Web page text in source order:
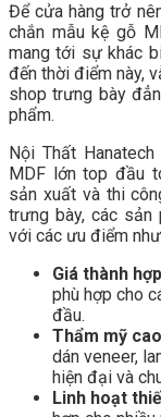
Để cửa hàng trở
chắn mẫu kệ gỗ
mang tới sự khác
đến thời điểm này,
shop trưng bày
phẩm.
Nội Thất
MDF lớn top đầu
sản xuất và thi
trưng bày, các sản
với các ưu điểm
Giá thành
phù hợp cho
đầu.
Thẩm mỹ cao
dán veneer,
hiện đại và
Linh hoạt